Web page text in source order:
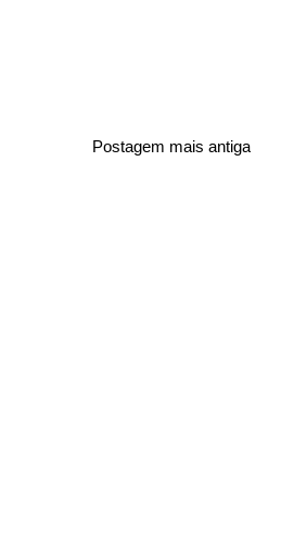
Postagem mais antiga